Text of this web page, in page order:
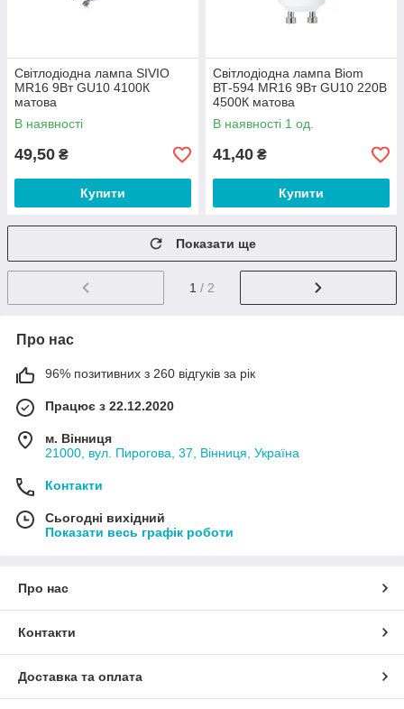
Світлодіодна лампа SIVIO
MR16 9Вт GU10 4100К
матова
В наявності
49,50 ₴
Купити
Світлодіодна лампа Biom
ВТ-594 MR16 9Вт GU10 220В
4500К матова
В наявності 1 од.
41,40 ₴
Купити
Показати ще
1 / 2
Про нас
96% позитивних з 260 відгуків за рік
Працює з 22.12.2020
м. Вінниця
21000, вул. Пирогова, 37, Вінниця, Україна
Контакти
Сьогодні вихідний
Показати весь графік роботи
Про нас
Контакти
Доставка та оплата